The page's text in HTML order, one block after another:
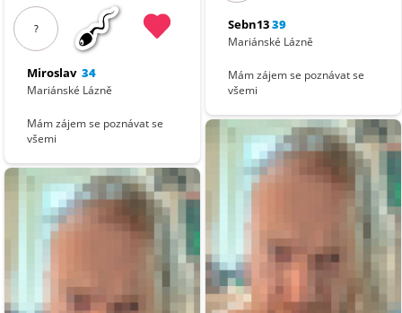
?
Miroslav 34
Mariánské Lázně
Mám zájem se poznávat se
všemi
Sebn1339
Mariánské Lázně
Mám zájem se poznávat se
všemi